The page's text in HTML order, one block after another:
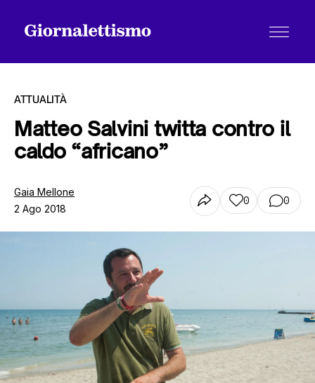
Tutti gli articoli
Chi siamo
ATTUALITÀ
Matteo Salvini twitta contro il
caldo “africano”
Gaia Mellone
2 Ago 2018
0 0